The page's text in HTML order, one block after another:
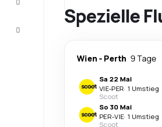
Spezielle
Wien - Perth 9 Tage
Sa 22 Mai
VIE-PER· 1 Umstieg
Scoot
So 30 Mai
PER-VIE· 1 Umstieg
Scoot